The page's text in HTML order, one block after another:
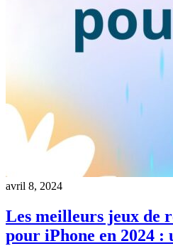
avril 8, 2024
Les meilleurs jeux de
pour iPhone en 2024 :